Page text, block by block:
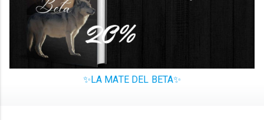
✨LA MATE DEL BETA✨